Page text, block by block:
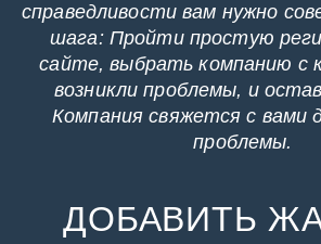
справедливости вам нужно
шага: Пройти простую
сайте, выбрать компанию с
возникли проблемы, и
Компания свяжется с вами
проблемы.
ДОБАВИТЬ